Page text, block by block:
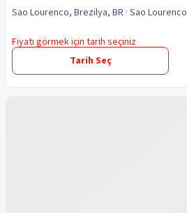
Sao Lourenco, Brezilya, BR · Sao Lourenco
Fiyatı görmek için tarih seçiniz
Tarih Seç